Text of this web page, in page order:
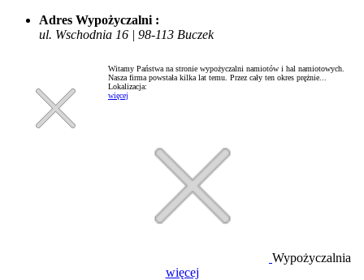
Adres Wypożyczalni :
ul. Wschodnia 16 | 98-113 Buczek
Witamy Państwa na stronie wypożyczalni namiotów i hal namiotowych.
Nasza firma powstała kilka lat temu. Przez cały ten okres prężnie...
Lokalizacja:
więcej
Wypożyczalnia
więcej